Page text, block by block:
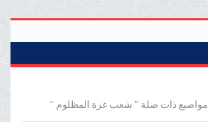
مواضيع ذات صلة " شعب غزة المظلوم "